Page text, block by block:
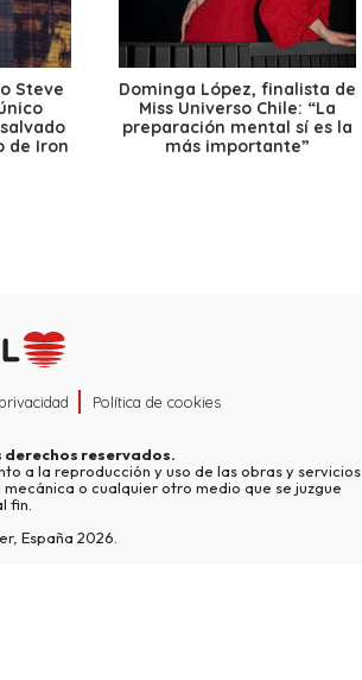
Steve
de Iron
Dominga López, finalista de
Miss Universo Chile: “La
preparación mental sí es la
más importante”
Política de cookies
derechos reservados.
a la reproducción y uso de las obras y servicios
o cualquier otro medio que se juzgue
fin.
España 2026.